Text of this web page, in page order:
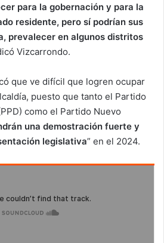
para la gobernación y para la
residente, pero sí podrían sus
prevalecer en algunos distritos
Vizcarrondo.
que ve difícil que logren ocupar
puesto que tanto el Partido
como el Partido Nuevo
una demostración fuerte y
legislativa” en el 2024.